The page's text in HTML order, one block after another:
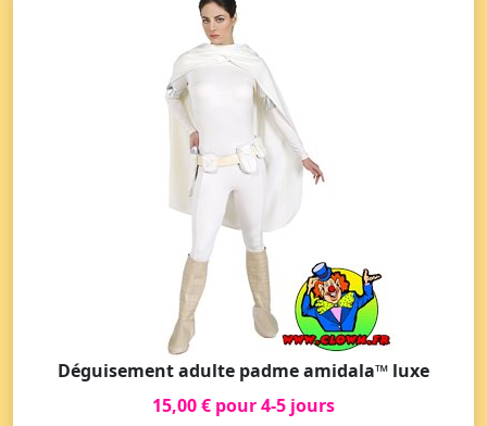
Déguisement adulte padme amidala™ luxe
15,00 € pour 4-5 jours